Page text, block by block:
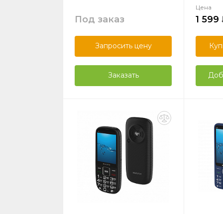
Под заказ
Запросить цену
Заказать
Цена
1 599